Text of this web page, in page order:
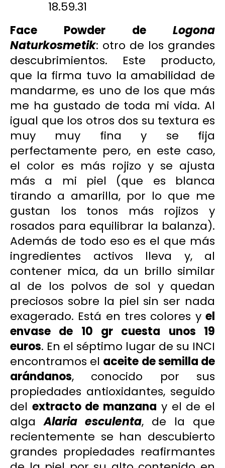
Face Powder de Logona
Naturkosmetik: otro de los grandes
descubrimientos. Este producto,
que la firma tuvo la amabilidad de
mandarme, es uno de los que más
me ha gustado de toda mi vida. Al
igual que los otros dos su textura es
muy muy fina y se fija
perfectamente pero, en este caso,
el color es más rojizo y se ajusta
más a mi piel (que es blanca
tirando a amarilla, por lo que me
gustan los tonos más rojizos y
rosados para equilibrar la balanza).
Además de todo eso es el que más
ingredientes activos lleva y, al
contener mica, da un brillo similar
al de los polvos de sol y quedan
preciosos sobre la piel sin ser nada
exagerado. Está en tres colores y el
envase de 10 gr cuesta unos 19
euros. En el séptimo lugar de su INCI
encontramos el aceite de semilla de
arándanos, conocido por sus
propiedades antioxidantes, seguido
del extracto de manzana y el de el
algaAlaria esculenta, de la que
recientemente se han descubierto
grandes propiedades reafirmantes